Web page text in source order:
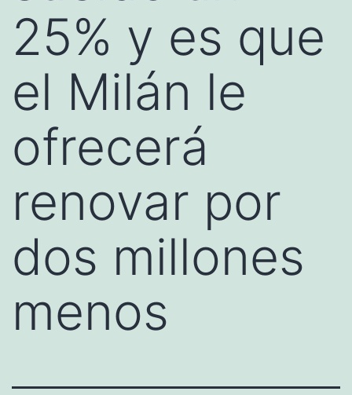
25% y es que
el Milán le
ofrecerá
renovar por
dos millones
menos